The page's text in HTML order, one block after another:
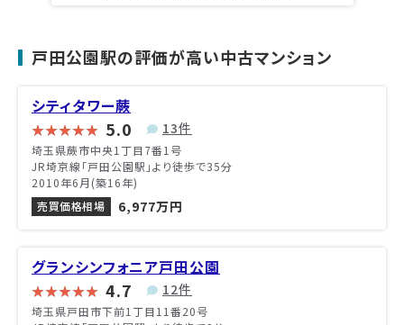
戸田公園駅の評価が高い中古マンション
シティタワー蕨
5.0 13件
埼玉県蕨市中央1丁目7番1号
JR埼京線「戸田公園駅」より徒歩で35分
2010年6月(築16年)
売買価格相場
6,977万円
グランシンフォニア戸田公園
4.7 12件
埼玉県戸田市下前1丁目11番20号